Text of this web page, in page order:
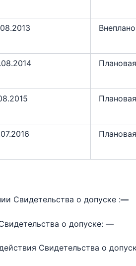
Плановая
Плановая
Плановая
о допуске :—
о допуске: —
Свидетельства о